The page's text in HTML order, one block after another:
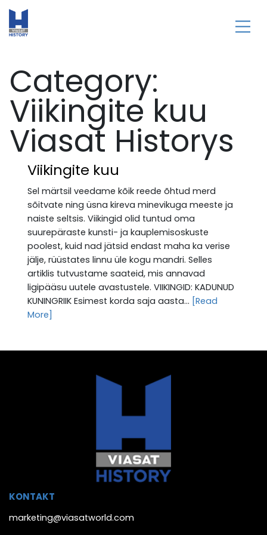
Category:
Viikingite kuu
Viasat Historys
Viikingite kuu
Sel märtsil veedame kõik reede õhtud merd
sõitvate ning üsna kireva minevikuga meeste ja
naiste seltsis. Viikingid olid tuntud oma
suurepäraste kunsti- ja kauplemisoskuste
poolest, kuid nad jätsid endast maha ka verise
jälje, rüüstates linnu üle kogu mandri. Selles
artiklis tutvustame saateid, mis annavad
ligipääsu uutele avastustele. VIIKINGID: KADUNUD
KUNINGRIIK Esimest korda saja aasta... [Read
More]
KONTAKT
marketing@viasatworld.com